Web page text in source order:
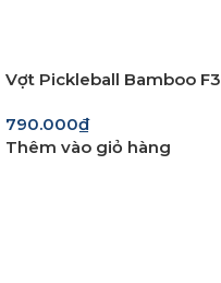
Vợt Pickleball Bamboo F3
790.000₫
Thêm vào giỏ hàng